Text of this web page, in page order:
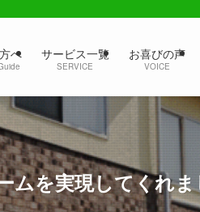
へ サービス一覧
SERVICE
お喜びの声
VOICE
ムを実現してくれ